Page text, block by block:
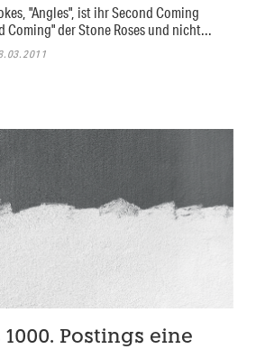
"Angles", ist ihr Second Coming
Coming" der Stone Roses und nicht...
1000. Postings eine